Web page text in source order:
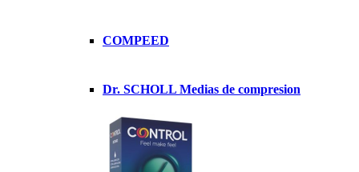
COMPEED
Dr. SCHOLL Medias de compresion